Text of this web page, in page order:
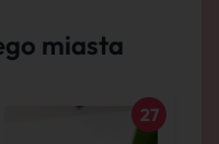
miasta
27